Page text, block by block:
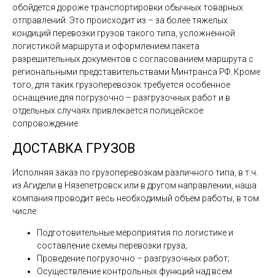
обойдется дороже транспортировки обычных товарных
отправлений. Это происходит из – за более тяжелых
кондиций перевозки грузов такого типа, усложненной
логистикой маршрута и оформлением пакета
разрешительных документов с согласованием маршрута с
региональными представительствами Минтранса РФ. Кроме
того, для таких грузоперевозок требуется особенное
оснащение для погрузочно – разгрузочных работ и в
отдельных случаях привлекается полицейское
сопровождение.
ДОСТАВКА ГРУЗОВ
Исполняя заказ по грузоперевозкам различного типа, в т.ч.
из Агидели в Нязепетровск или в другом направлении, наша
компания проводит весь необходимый объем работы, в том
числе:
Подготовительные мероприятия по логистике и
составление схемы перевозки груза;
Проведение погрузочно – разгрузочных работ;
Осуществление контрольных функций над всем